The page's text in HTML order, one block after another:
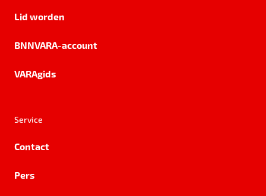
Lid worden
BNNVARA-account
VARAgids
Service
Contact
Pers